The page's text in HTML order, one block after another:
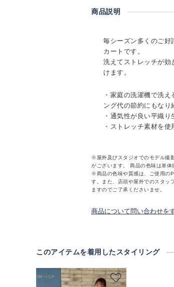
商品説明
毎シーズン多くのご好
カートです。
洗えてストレッチが効
けます。
・家庭の洗濯機で洗
ング代の節約にもなり
・通気性が良い平織り
・ストレッチ素材を使
※屋外及びスタジオでのモデル撮
がございます。 商品の色味は単体
※商品の色味や質感は、ご使用の
す。また、店頭や屋外でのスタッ
ますのでご了承くださいませ。
商品について問い合わせを
このアイテムを着用したスタイリング